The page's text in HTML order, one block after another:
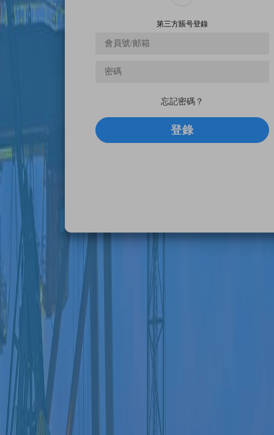
第三方賬号登錄
忘記密碼？
登錄
歡迎您登錄會員中心！
如果您已擁有賬戶，請在此登錄